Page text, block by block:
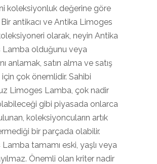
koleksiyonluk değerine göre
Bir antikacı ve Antika Limoges
olarak, neyin Antika
Lamba olduğunu veya
anlamak, satın alma ve satış
çok önemlidir. Sahibi
Limoges Lamba, çok nadir
gibi piyasada onlarca
koleksiyoncuların artık
bir parçada olabilir.
tamamı eski, yaşlı veya
Önemli olan kriter nadir